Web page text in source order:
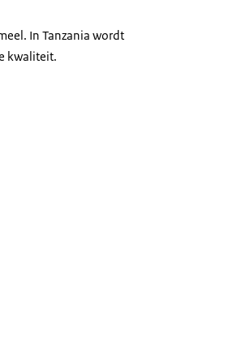
In Tanzania wordt
kwaliteit.